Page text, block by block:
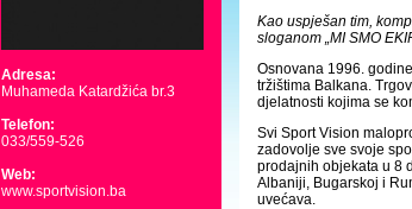
Adresa:
Muhameda Katardžića br.3
Telefon:
033/559-526
Web:
www.sportvision.ba
Kao uspješan tim,
sloganom „MI SMO
Osnovana 1996.
tržištima Balkana.
djelatnosti kojima se
Svi Sport Vision
zadovolje sve svoje
prodajnih objekata u 8
Albaniji, Bugarskoj i
uvećava.